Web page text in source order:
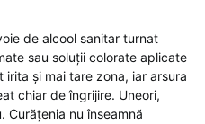
de alcool sanitar turnat
sau soluții colorate aplicate
și mai tare zona, iar arsura
chiar de îngrijire. Uneori,
Curățenia nu înseamnă